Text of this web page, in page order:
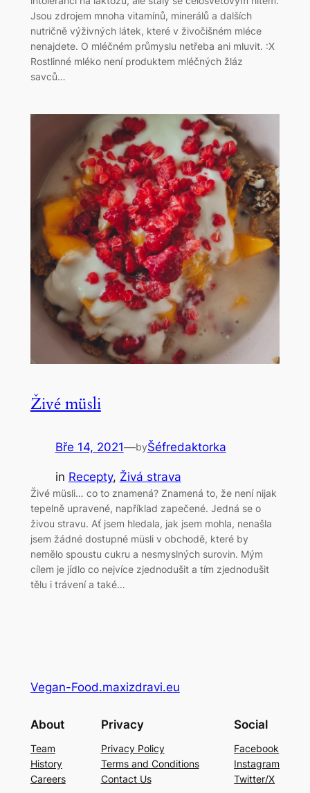
Jsou zdrojem mnoha vitamínů, minerálů a dalších
nutričně výživných látek, které v živočišném mléce
nenajdete. O mléčném průmyslu netřeba ani mluvit. :X
Rostlinné mléko není produktem mléčných žláz
savců…
Živé müsli
Bře 14, 2021—byŠéfredaktorka
in Recepty, Živá strava
Živé müsli… co to znamená? Znamená to, že není nijak
tepelně upravené, například zapečené. Jedná se o
živou stravu. Ať jsem hledala, jak jsem mohla, nenašla
jsem žádné dostupné müsli v obchodě, které by
nemělo spoustu cukru a nesmyslných surovin. Mým
cílem je jídlo co nejvíce zjednodušit a tím zjednodušit
tělu i trávení a také…
Vegan-Food.maxizdravi.eu
About
Team
History
Careers
Privacy
Privacy Policy
Terms and Conditions
Contact Us
Social
Facebook
Instagram
Twitter/X